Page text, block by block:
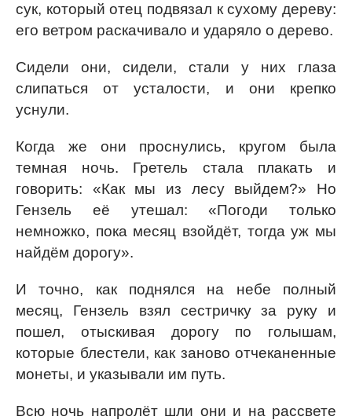
сук, который отец подвязал к сухому дереву:
его ветром раскачивало и ударяло о дерево.
Сидели они, сидели, стали у них глаза
слипаться от усталости, и они крепко
уснули.
Когда же они проснулись, кругом была
темная ночь. Гретель стала плакать и
говорить: «Как мы из лесу выйдем?» Но
Гензель её утешал: «Погоди только
немножко, пока месяц взойдёт, тогда уж мы
найдём дорогу».
И точно, как поднялся на небе полный
месяц, Гензель взял сестричку за руку и
пошел, отыскивая дорогу по голышам,
которые блестели, как заново отчеканенные
монеты, и указывали им путь.
Всю ночь напролёт шли они и на рассвете